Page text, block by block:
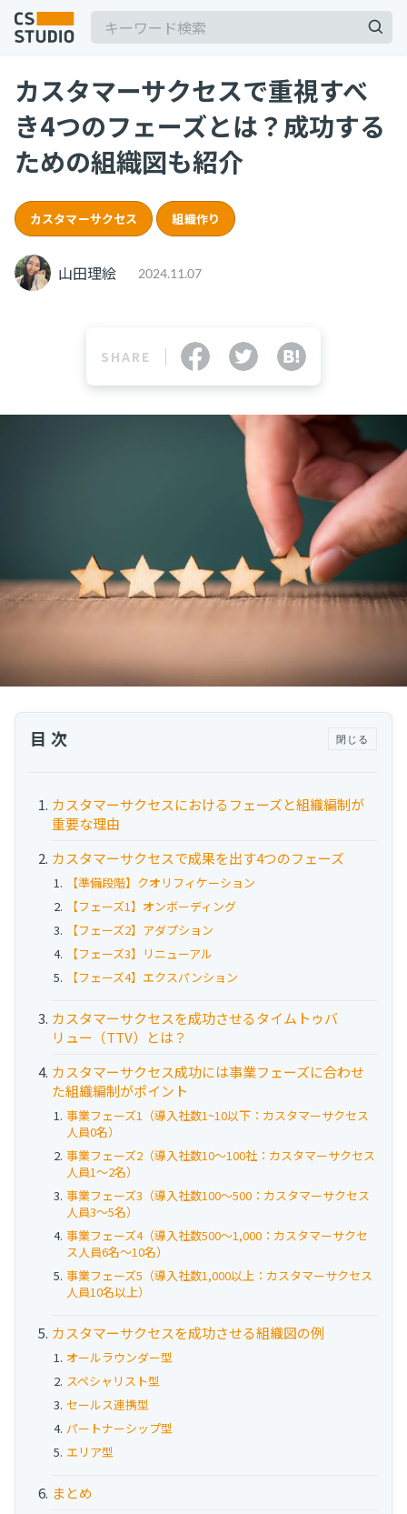
サービス
コンサル・トレーニング
CS人材育成プログラム
運用代行・人材派遣
多言語カスタマーサポート対応
Zendesk導入支援
事例
セミナー
メルマガ登録
相談する
【2025年最新】Outlookの時短術15選！メー
ル作成やタスク管理のテクニックを紹介
カスタマーサポート
2025.06.06
BPaaSに取り組む注目企業一覧（2025年版）
例とともに解説
カスタマーサクセス 顧客満足度
サボタージュマニュアルとは？組織の内部崩壊
意外と知らない？Google スプレッドシート関
数の落とし穴 ～集計作業を効率化する4つの
関数と、見落としがちな注意点～
カスタマーサポート
カスタマーサクセスで重視すべ
き4つのフェーズとは？成功する
ための組織図も紹介
カスタマーサクセス 組織作り
山田理絵 2024.11.07
SHARE
カスタマーサクセスにおけるフェーズと組織編制が
重要な理由
カスタマーサクセスで成果を出す4つのフェーズ
【準備段階】クオリフィケーション
【フェーズ1】オンボーディング
【フェーズ2】アダプション
【フェーズ3】リニューアル
【フェーズ4】エクスパンション
カスタマーサクセスを成功させるタイムトゥバ
リュー（TTV）とは？
カスタマーサクセス成功には事業フェーズに合わせ
た組織編制がポイント
事業フェーズ1（導入社数1~10以下：カスタマーサクセス
人員0名）
事業フェーズ2（導入社数10〜100社：カスタマーサクセス
人員1〜2名）
事業フェーズ3（導入社数100〜500：カスタマーサクセス
人員3〜5名）
事業フェーズ4（導入社数500〜1,000：カスタマーサクセ
ス人員6名〜10名）
事業フェーズ5（導入社数1,000以上：カスタマーサクセス
人員10名以上）
カスタマーサクセスを成功させる組織図の例
オールラウンダー型
スペシャリスト型
セールス連携型
パートナーシップ型
エリア型
まとめ
目次 閉じる